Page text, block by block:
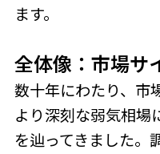
ます。
全体像：市場サ
数十年にわたり、市
より深刻な弱気相場
を辿ってきました。